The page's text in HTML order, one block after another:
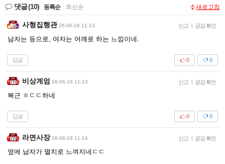
댓글(10) 등록순 최신순 새로고침
사형집행관 26-06-16 11:13 신고 | 공감 확인
남자는 등으로, 여자는 어깨로 하는 느낌이네.
답글 0
0
비상계엄 26-06-16 11:13 신고 | 공감 확인
복근 ㅎㄷㄷ하네
답글 0
0
라면사장 26-06-16 11:14 신고 | 공감 확인
옆에 남자가 멸치로 느껴지네ㄷㄷ